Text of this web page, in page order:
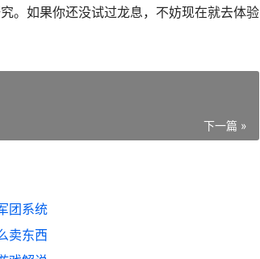
。如果你还没试过龙息，不妨现在就去体验
下一篇 »
团系统
卖东西